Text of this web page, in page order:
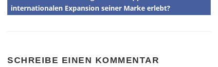
internationalen Expansion seiner Marke erlebt?
SCHREIBE EINEN KOMMENTAR